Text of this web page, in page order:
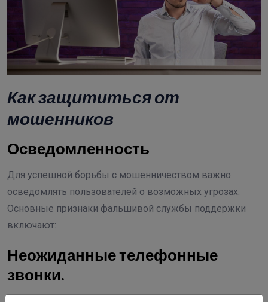
Как защититься от
мошенников
Осведомленность
Для успешной борьбы с мошенничеством важно
осведомлять пользователей о возможных угрозах.
Основные признаки фальшивой службы поддержки
включают:
Неожиданные телефонные
звонки.